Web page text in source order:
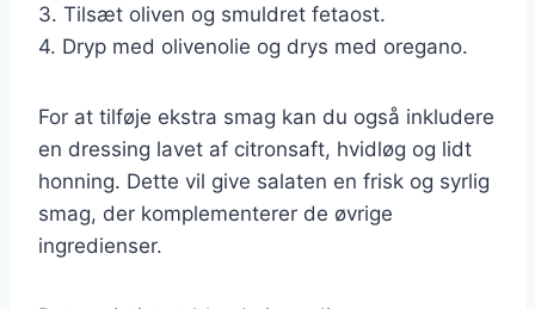
3. Tilsæt oliven og smuldret fetaost.
4. Dryp med olivenolie og drys med oregano.
For at tilføje ekstra smag kan du også inkludere
en dressing lavet af citronsaft, hvidløg og lidt
honning. Dette vil give salaten en frisk og syrlig
smag, der komplementerer de øvrige
ingredienser.